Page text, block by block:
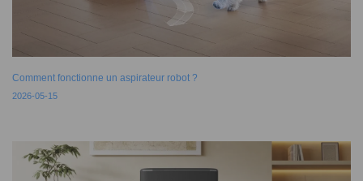
Comment fonctionne un aspirateur robot ?
2026-05-15